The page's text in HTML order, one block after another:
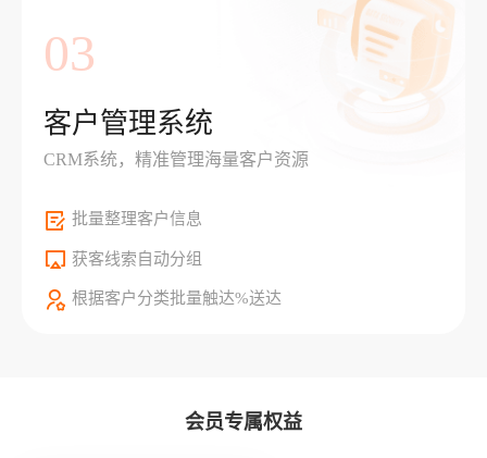
03
客户管理系统
CRM系统，精准管理海量客户资源
批量整理客户信息
获客线索自动分组
根据客户分类批量触达%送达
会员专属权益